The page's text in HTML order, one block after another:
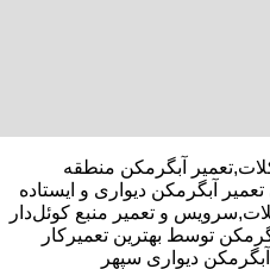
کلات,تعمیر آبگرمکن منطقه
آبگرمکن دیواری و ایستاده
و تعمیر منبع کوئل‌دار
توسط بهترین تعمیرکار
دیواری سپهر